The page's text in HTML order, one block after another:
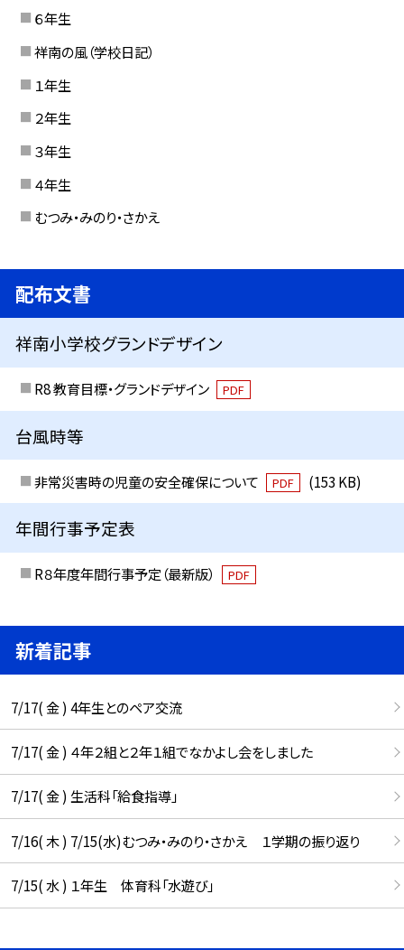
６年生
祥南の風（学校日記）
１年生
２年生
３年生
４年生
むつみ・みのり・さかえ
配布文書
祥南小学校グランドデザイン
R8 教育目標・グランドデザイン PDF
台風時等
非常災害時の児童の安全確保について PDF (153 KB)
年間行事予定表
R８年度年間行事予定（最新版） PDF
新着記事
7/17( 金 ) 4年生とのペア交流
7/17( 金 ) ４年２組と２年１組でなかよし会をしました
7/17( 金 ) 生活科「給食指導」
7/16( 木 ) 7/15(水)むつみ・みのり・さかえ １学期の振り返り
7/15( 水 ) １年生 体育科「水遊び」